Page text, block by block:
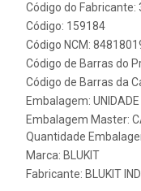
Código do Fabricante:
Código: 159184
Código NCM:
Código de Barras do
Código de Barras da
Embalagem: UNIDADE
Embalagem Master:
Quantidade
Marca: BLUKIT
Fabricante: BLUKIT